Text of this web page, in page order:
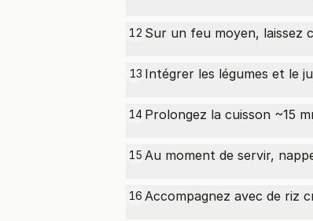
12 Sur un feu moyen, laissez
13 Intégrer les légumes et le
14 Prolongez la cuisson ~15
15 Au moment de servir,
16 Accompagnez avec de riz